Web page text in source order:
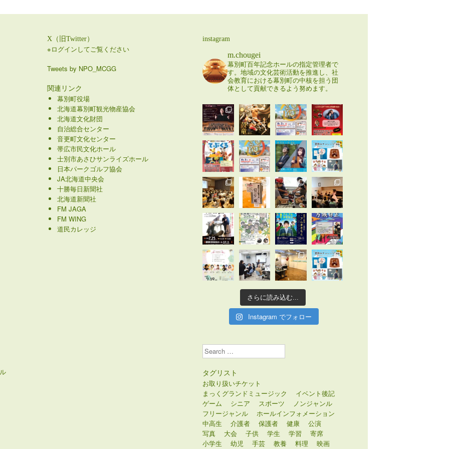
X（旧Twitter）
※ログインしてご覧ください
Tweets by NPO_MCGG
関連リンク
幕別町役場
北海道幕別町観光物産協会
北海道文化財団
自治総合センター
音更町文化センター
帯広市民文化ホール
士別市あさひサンライズホール
日本パークゴルフ協会
JA北海道中央会
十勝毎日新聞社
北海道新聞社
FM JAGA
FM WING
道民カレッジ
instagram
m.chougei
幕別町百年記念ホールの指定管理者で
す。地域の文化芸術活動を推進し、社
会教育における幕別町の中核を担う団
体として貢献できるよう努めます。
さらに読み込む...
Instagram でフォロー
Search
タグリスト
お取り扱いチケット
まっくグランドミュージック
イベント後記
ゲーム
シニア スポーツ
ノンジャンル
フリージャンル
ホールインフォメーション
中高生
介護者 保護者 健康
公演
写真
大会 子供 学生 学習
寄席
小学生
幼児 手芸 教養 料理
映画